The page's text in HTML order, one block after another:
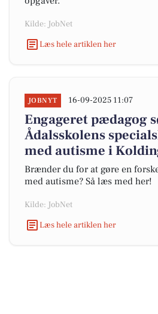
Kilde: JobNet
Læs hele artiklen her
JOBNYT 16-09-2025 11:07
Engageret pædagog
Ådalsskolens
med autisme i
Brænder du for at gøre en
med autisme? Så læs med her!
Kilde: JobNet
Læs hele artiklen her